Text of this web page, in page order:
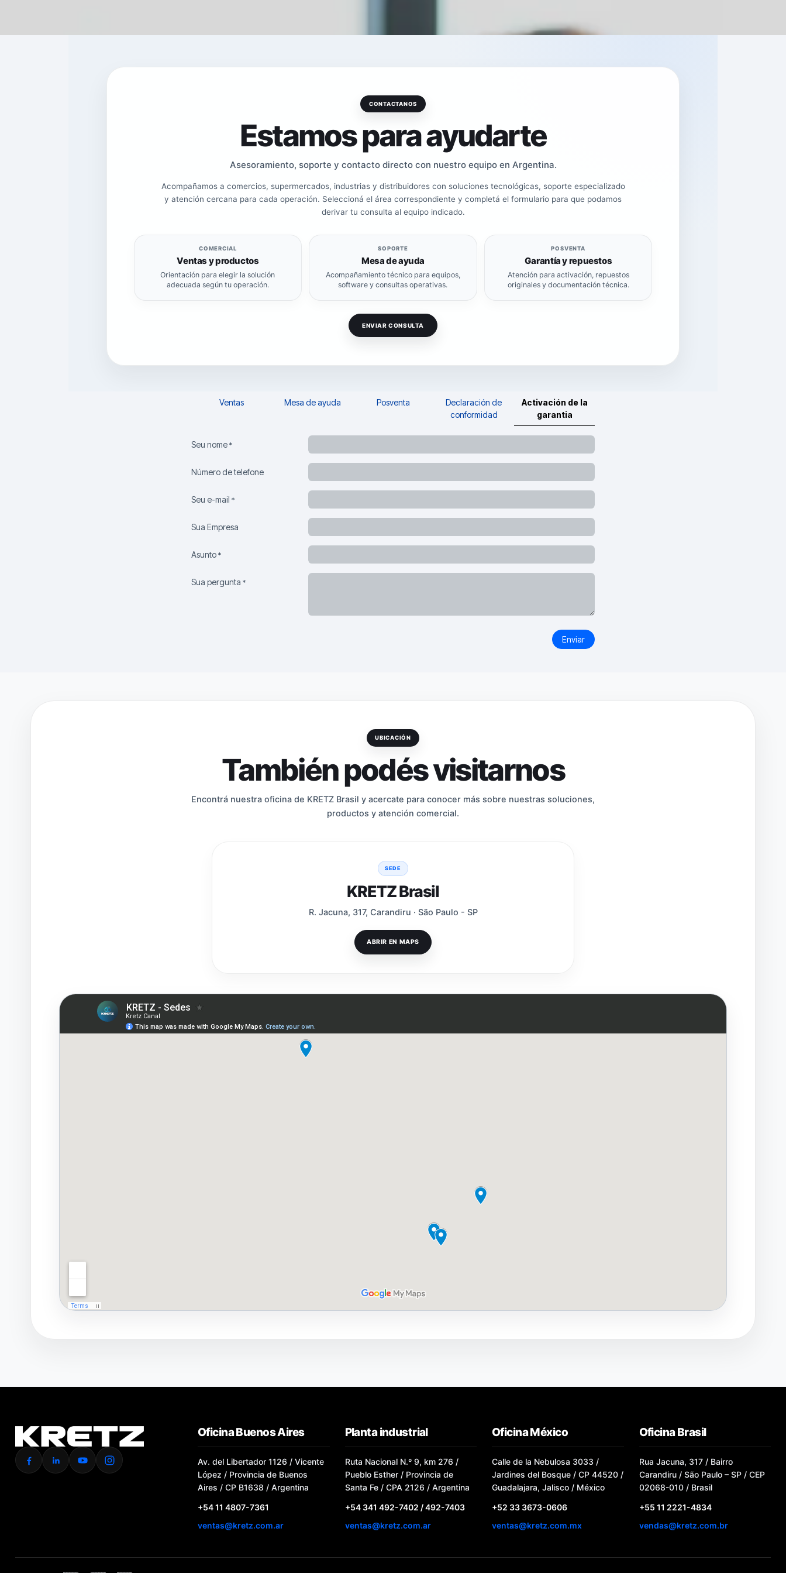
CONTACTANOS
Estamos para ayudarte
Asesoramiento, soporte y contacto directo con nuestro equipo en Argentina.
Acompañamos a comercios, supermercados, industrias y distribuidores con soluciones tecnológicas, soporte especializado
y atención cercana para cada operación. Seleccioná el área correspondiente y completá el formulario para que podamos
derivar tu consulta al equipo indicado.
COMERCIAL
Ventas y productos
Orientación para elegir la solución
adecuada según tu operación.
SOPORTE
Mesa de ayuda
Acompañamiento técnico para equipos,
software y consultas operativas.
POSVENTA
Garantía y repuestos
Atención para activación, repuestos
originales y documentación técnica.
ENVIAR CONSULTA
Ventas Mesa de ayuda Posventa
Declaración de
conformidad
Activación de la
garantia
Seu nome *
Número de telefone
Seu e-mail *
Sua Empresa
Asunto *
Sua pergunta *
Enviar
UBICACIÓN
También podés visitarnos
Encontrá nuestra oficina de KRETZ Brasil y acercate para conocer más sobre nuestras soluciones,
productos y atención comercial.
SEDE
KRETZ Brasil
R. Jacuna, 317, Carandiru · São Paulo - SP
ABRIR EN MAPS
Oficina Buenos Aires
Av. del Libertador 1126 / Vicente
López / Provincia de Buenos
Aires / CP B1638 / Argentina
+54 11 4807-7361
ventas@kretz.com.ar
Planta industrial
Ruta Nacional N.º 9, km 276 /
Pueblo Esther / Provincia de
Santa Fe / CPA 2126 / Argentina
+54 341 492-7402 / 492-7403
ventas@kretz.com.ar
Oficina México
Calle de la Nebulosa 3033 /
Jardines del Bosque / CP 44520 /
Guadalajara, Jalisco / México
+52 33 3673-0606
ventas@kretz.com.mx
Oficina Brasil
Rua Jacuna, 317 / Bairro
Carandiru / São Paulo – SP / CEP
02068-010 / Brasil
+55 11 2221-4834
vendas@kretz.com.br